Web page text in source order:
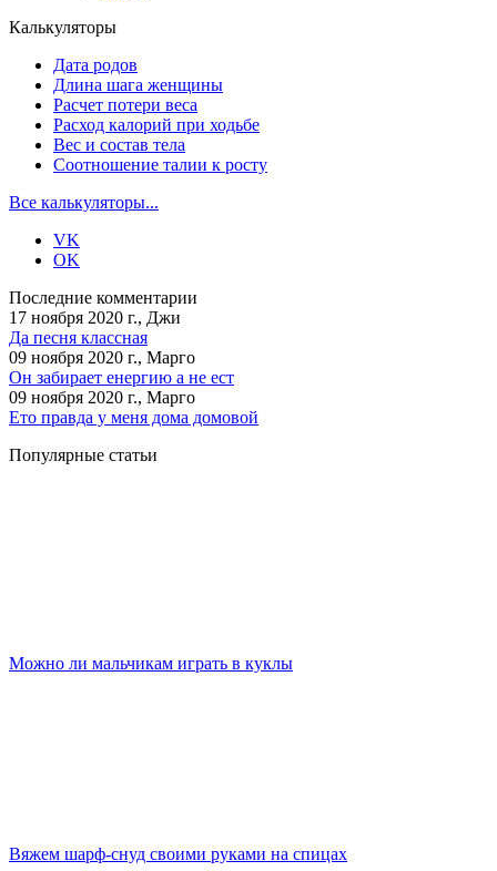
Калькуляторы
Дата родов
Длина шага женщины
Расчет потери веса
Расход калорий при ходьбе
Вес и состав тела
Соотношение талии к росту
Все калькуляторы...
VK
OK
Последние комментарии
17 ноября 2020 г., Джи
Да песня классная
09 ноября 2020 г., Марго
Он забирает енергию а не ест
09 ноября 2020 г., Марго
Ето правда у меня дома домовой
Популярные статьи
Можно ли мальчикам играть в куклы
Вяжем шарф-снуд своими руками на спицах